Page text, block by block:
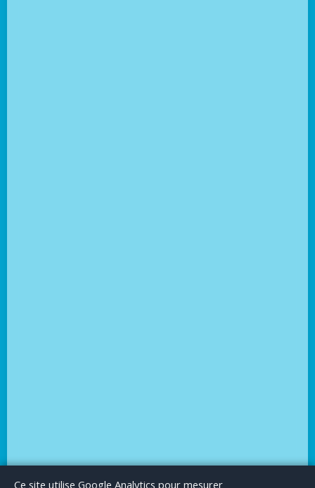
Le BlogPublicité Articles invitésMentions Légales
Ce site utilise Google Analytics pour mesurer